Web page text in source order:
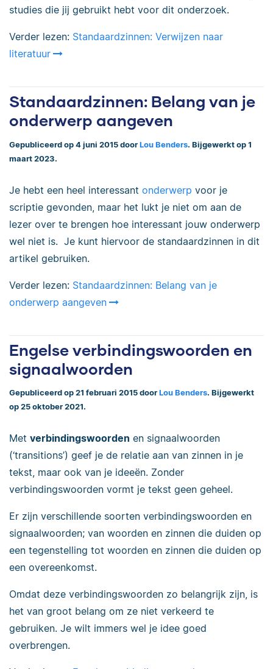
studies die jij gebruikt hebt voor dit onderzoek.
Verder lezen: Standaardzinnen: Verwijzen naar
literatuur
Standaardzinnen: Belang van je
onderwerp aangeven
Gepubliceerd op 4 juni 2015 door Lou Benders. Bijgewerkt op 1
maart 2023.
Je hebt een heel interessant onderwerp voor je
scriptie gevonden, maar het lukt je niet om aan de
lezer over te brengen hoe interessant jouw onderwerp
wel niet is. Je kunt hiervoor de standaardzinnen in dit
artikel gebruiken.
Verder lezen: Standaardzinnen: Belang van je
onderwerp aangeven
Engelse verbindingswoorden en
signaalwoorden
Gepubliceerd op 21 februari 2015 door Lou Benders. Bijgewerkt
op 25 oktober 2021.
Met verbindingswoorden en signaalwoorden
(‘transitions’) geef je de relatie aan van zinnen in je
tekst, maar ook van je ideeën. Zonder
verbindingswoorden vormt je tekst geen geheel.
Er zijn verschillende soorten verbindingswoorden en
signaalwoorden; van woorden en zinnen die duiden op
een tegenstelling tot woorden en zinnen die duiden op
een overeenkomst.
Omdat deze verbindingswoorden zo belangrijk zijn, is
het van groot belang om ze niet verkeerd te
gebruiken. Je wilt immers wel je idee goed
overbrengen.